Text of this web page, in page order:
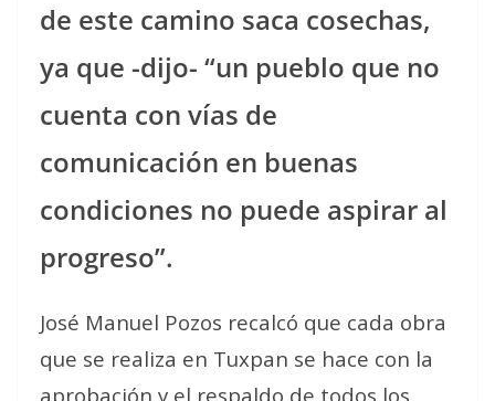
de este camino saca cosechas,
ya que -dijo- “un pueblo que no
cuenta con vías de
comunicación en buenas
condiciones no puede aspirar al
progreso”.
José Manuel Pozos recalcó que cada obra
que se realiza en Tuxpan se hace con la
aprobación y el respaldo de todos los